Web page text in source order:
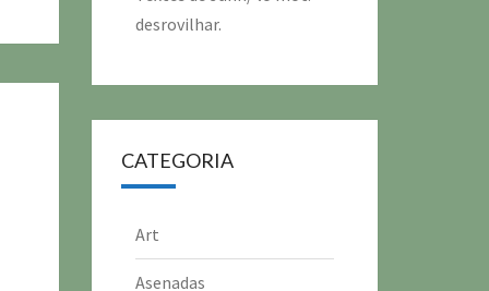
desrovilhar.
CATEGORIA
Art
Asenadas